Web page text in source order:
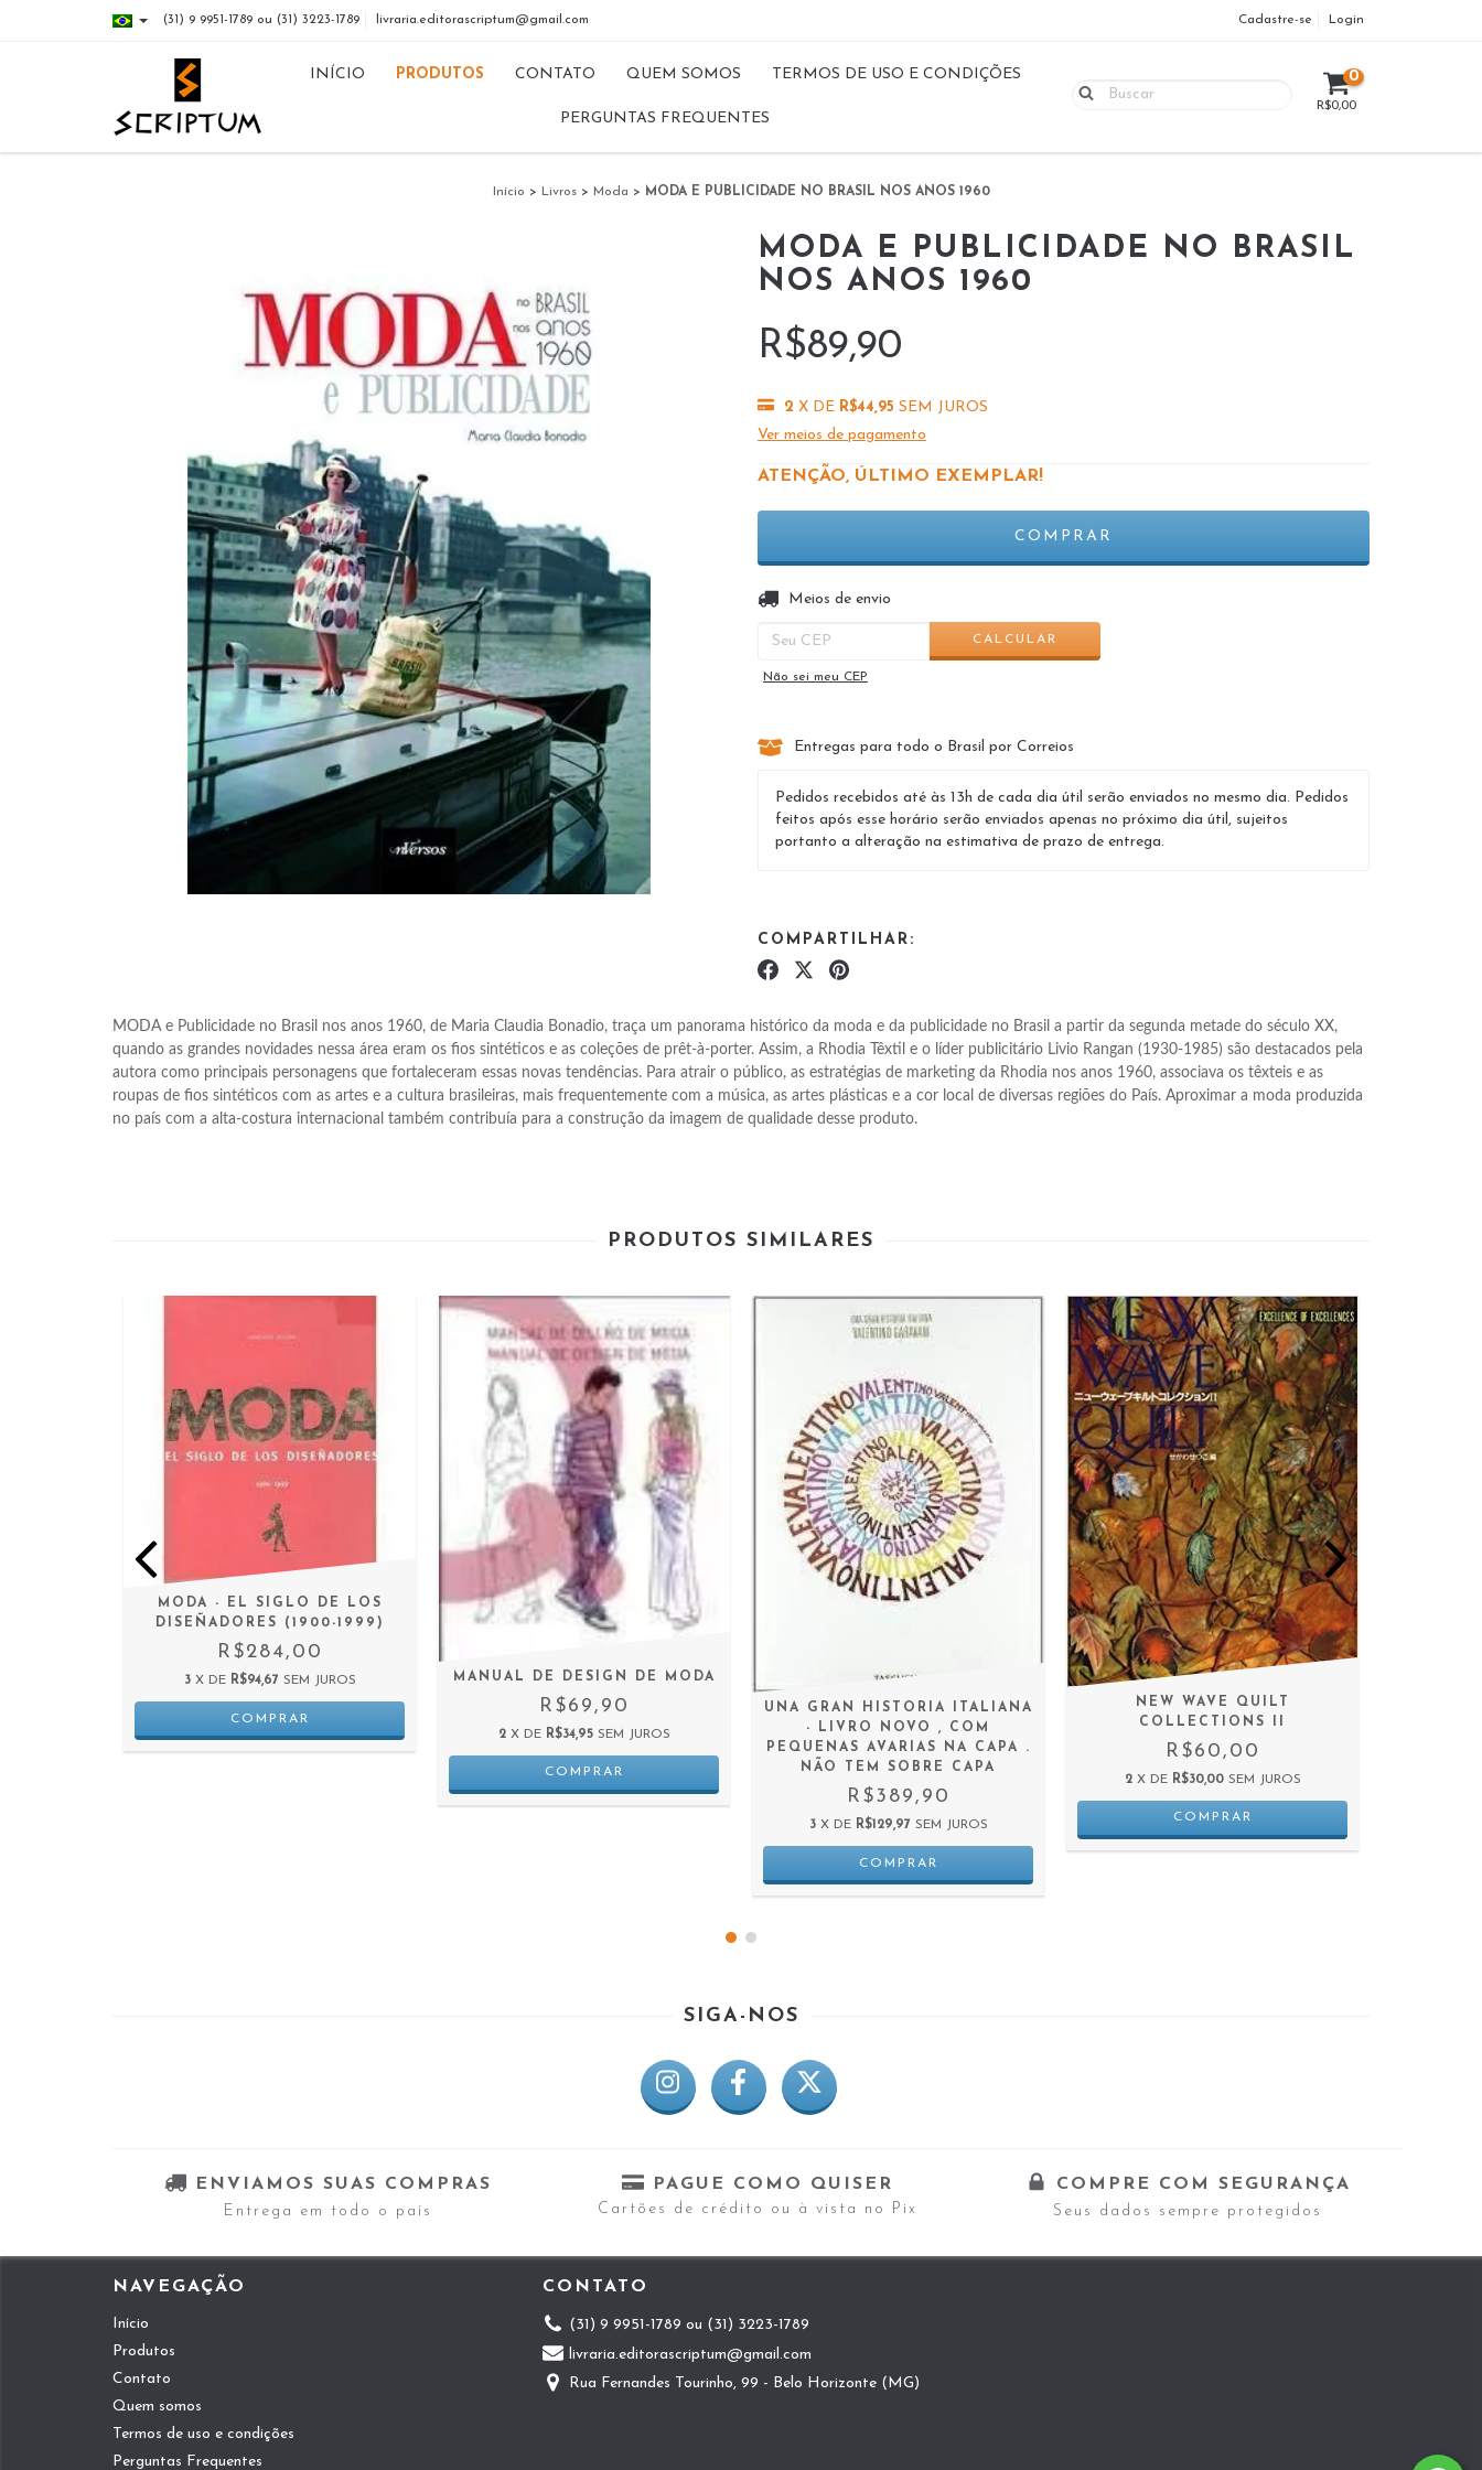
(31) 9 9951-1789 ou (31) 3223-1789 livraria.editorascriptum@gmail.com Cadastre-se Login
INÍCIO PRODUTOS CONTATO QUEM SOMOS TERMOS DE USO E CONDIÇÕES
PERGUNTAS FREQUENTES
0
R$0,00
Início > Livros > Moda > MODA E PUBLICIDADE NO BRASIL NOS ANOS 1960
MODA E PUBLICIDADE NO BRASIL
NOS ANOS 1960
R$89,90
2 X DE R$44,95 SEM JUROS
Ver meios de pagamento
ATENÇÃO, ÚLTIMO EXEMPLAR!
Entregas para o CEP:
Meios de envio
CALCULAR
Não sei meu CEP
Entregas para todo o Brasil por Correios
Pedidos recebidos até às 13h de cada dia útil serão enviados no mesmo dia. Pedidos
feitos após esse horário serão enviados apenas no próximo dia útil, sujeitos
portanto a alteração na estimativa de prazo de entrega.
COMPARTILHAR:
MODA e Publicidade no Brasil nos anos 1960, de Maria Claudia Bonadio, traça um panorama histórico da moda e da publicidade no Brasil a partir da segunda metade do século XX,
quando as grandes novidades nessa área eram os fios sintéticos e as coleções de prêt-à-porter. Assim, a Rhodia Têxtil e o líder publicitário Livio Rangan (1930-1985) são destacados pela
autora como principais personagens que fortaleceram essas novas tendências. Para atrair o público, as estratégias de marketing da Rhodia nos anos 1960, associava os têxteis e as
roupas de fios sintéticos com as artes e a cultura brasileiras, mais frequentemente com a música, as artes plásticas e a cor local de diversas regiões do País. Aproximar a moda produzida
no país com a alta-costura internacional também contribuía para a construção da imagem de qualidade desse produto.
PRODUTOS SIMILARES
MODA - EL SIGLO DE LOS
DISEÑADORES (1900-1999)
R$284,00
3 X DE R$94,67 SEM JUROS MANUAL DE DESIGN DE MODA
R$69,90
2 X DE R$34,95 SEM JUROS
UNA GRAN HISTORIA ITALIANA
- LIVRO NOVO , COM
PEQUENAS AVARIAS NA CAPA .
NÃO TEM SOBRE CAPA
R$389,90
3 X DE R$129,97 SEM JUROS
NEW WAVE QUILT
COLLECTIONS II
R$60,00
2 X DE R$30,00 SEM JUROS
SIGA-NOS
ENVIAMOS SUAS COMPRAS
Entrega em todo o país
PAGUE COMO QUISER
Cartões de crédito ou à vista no Pix
COMPRE COM SEGURANÇA
Seus dados sempre protegidos
NAVEGAÇÃO
Início
Produtos
Contato
Quem somos
Termos de uso e condições
Perguntas Frequentes
CONTATO
(31) 9 9951-1789 ou (31) 3223-1789
livraria.editorascriptum@gmail.com
Rua Fernandes Tourinho, 99 - Belo Horizonte (MG)